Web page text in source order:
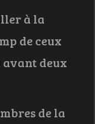
à la
de ceux
deux
de la